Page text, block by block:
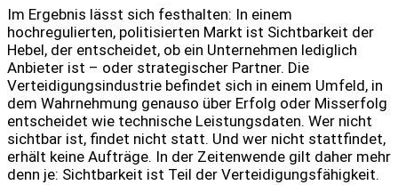
Im Ergebnis lässt sich festhalten: In einem
hochregulierten, politisierten Markt ist Sichtbarkeit der
Hebel, der entscheidet, ob ein Unternehmen lediglich
Anbieter ist – oder strategischer Partner. Die
Verteidigungsindustrie befindet sich in einem Umfeld, in
dem Wahrnehmung genauso über Erfolg oder Misserfolg
entscheidet wie technische Leistungsdaten. Wer nicht
sichtbar ist, findet nicht statt. Und wer nicht stattfindet,
erhält keine Aufträge. In der Zeitenwende gilt daher mehr
denn je: Sichtbarkeit ist Teil der Verteidigungsfähigkeit.